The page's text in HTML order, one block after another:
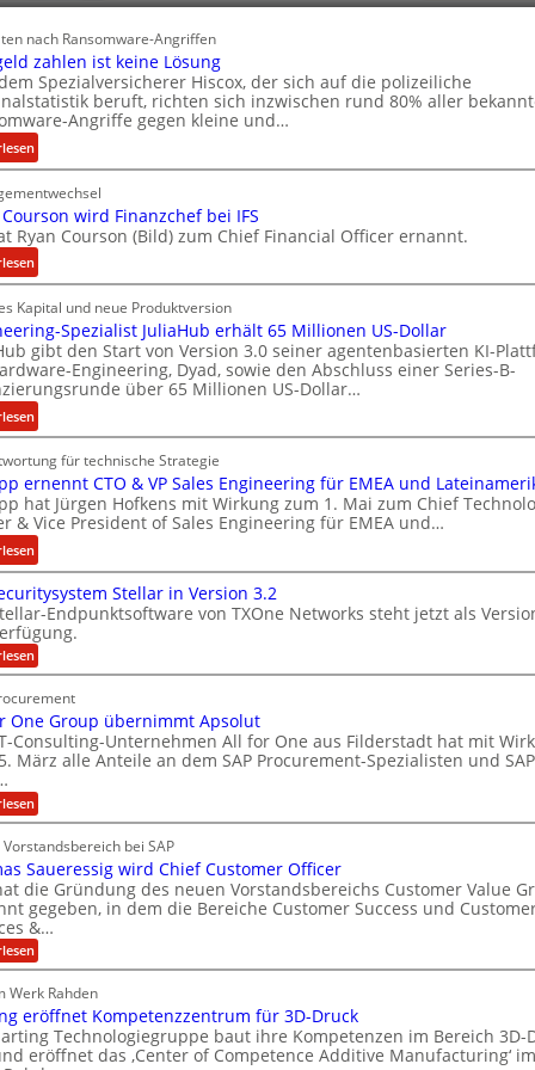
nach Ransomware-Angriffen
zahlen ist keine Lösung
Spezialversicherer Hiscox, der sich auf die polizeiliche
beruft, richten sich inzwischen rund 80% aller
Angriffe gegen kleine und…
:
L
ö
s
e
g
e
l
d
z
a
h
l
e
n
i
s
t
k
e
i
n
e
L
u
n
wird Finanzchef bei IFS
Ryan Courson (Bild) zum Chief Financial Officer ernannt.
:
R
y
a
n
C
o
u
r
s
o
n
w
i
r
d
F
i
n
a
n
z
c
e
f
b
e
i
I
F
S
Kapital und neue Produktversion
Spezialist JuliaHub erhält 65 Millionen US-Dollar
gibt den Start von Version 3.0 seiner agentenbasierten KI-
Engineering, Dyad, sowie den Abschluss einer Series-B-
über 65 Millionen US-Dollar…
:
E
n
g
i
n
e
e
r
i
n
g
S
p
e
i
a
l
i
s
t
J
u
a
H
für technische Strategie
ernennt CTO & VP Sales Engineering für EMEA und
hat Jürgen Hofkens mit Wirkung zum 1. Mai zum Chief
& Vice President of Sales Engineering für EMEA und…
:
N
e
t
A
p
e
r
n
n
n
t
C
T
O
&
V
S
a
l
Stellar in Version 3.2
Endpunktsoftware von TXOne Networks steht jetzt als
:
O
-
S
e
c
u
r
i
t
s
y
s
t
e
m
S
t
e
l
a
r
One Group übernimmt Apsolut
Consulting-Unternehmen All for One aus Filderstadt hat mit
März alle Anteile an dem SAP Procurement-Spezialisten und SAP
:
A
l
f
o
r
O
n
e
G
r
o
u
p
ü
bei SAP
Saueressig wird Chief Customer Officer
die Gründung des neuen Vorstandsbereichs Customer Value
gegeben, in dem die Bereiche Customer Success und
&…
:
T
o
m
a
s
S
Werk Rahden
eröffnet Kompetenzzentrum für 3D-Druck
Technologiegruppe baut ihre Kompetenzen im Bereich 3D-
eröffnet das ‚Center of Competence Additive Manufacturing‘ im